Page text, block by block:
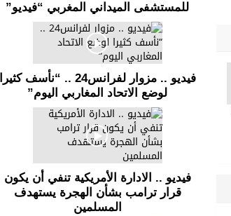
للمستشفى الميداني المغربي “فيديو”
فيديو .. مزوار لفرانس24 .. “نأسف كثيرا
لوضع الاتحاد المغاربي اليوم”
فيديو .. الادارة الأمريكية تنفي أن يكون
قرار ترامب بشأن الهجرة يستهدف
المسلمين